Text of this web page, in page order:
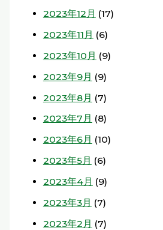
2023年12月 (17)
2023年11月 (6)
2023年10月 (9)
2023年9月 (9)
2023年8月 (7)
2023年7月 (8)
2023年6月 (10)
2023年5月 (6)
2023年4月 (9)
2023年3月 (7)
2023年2月 (7)